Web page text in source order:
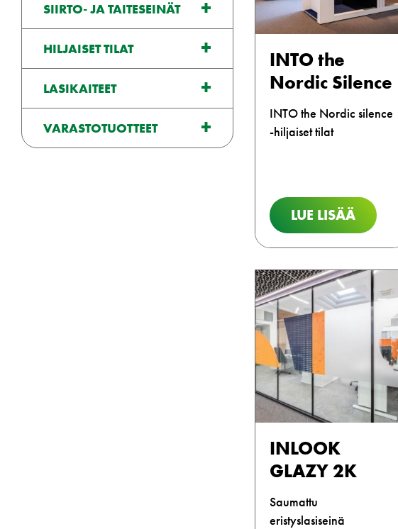
SIIRTO- JA TAITESEINÄT
HILJAISET TILAT
LASIKAITEET
VARASTOTUOTTEET
INTO the
Nordic Silence
INTO the Nordic silence
-hiljaiset tilat
LUE LISÄÄ
INLOOK
GLAZY 2K
Saumattu
eristyslasiseinä